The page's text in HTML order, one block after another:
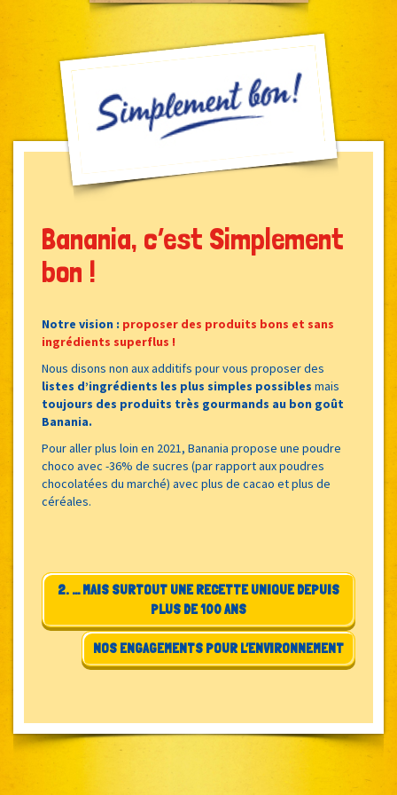
Banania, c’est Simplement
bon !
Notre vision : proposer des produits bons et sans
ingrédients superflus !
Nous disons non aux additifs pour vous proposer des
listes d’ingrédients les plus simples possibles mais
toujours des produits très gourmands au bon goût
Banania.
Pour aller plus loin en 2021, Banania propose une poudre
choco avec -36% de sucres (par rapport aux poudres
chocolatées du marché) avec plus de cacao et plus de
céréales.
2. … MAIS SURTOUT UNE RECETTE UNIQUE DEPUIS
PLUS DE 100 ANS
NOS ENGAGEMENTS POUR L’ENVIRONNEMENT